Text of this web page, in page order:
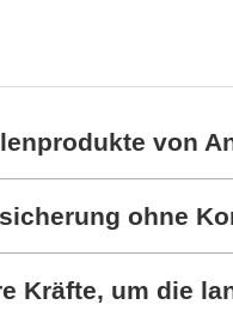
von
ohne
Kräfte, um die